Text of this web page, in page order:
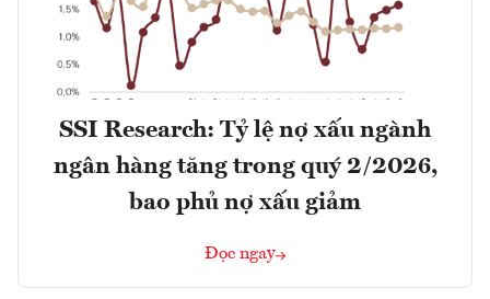
SSI Research: Tỷ lệ nợ xấu ngành
ngân hàng tăng trong quý 2/2026,
bao phủ nợ xấu giảm
Đọc ngay